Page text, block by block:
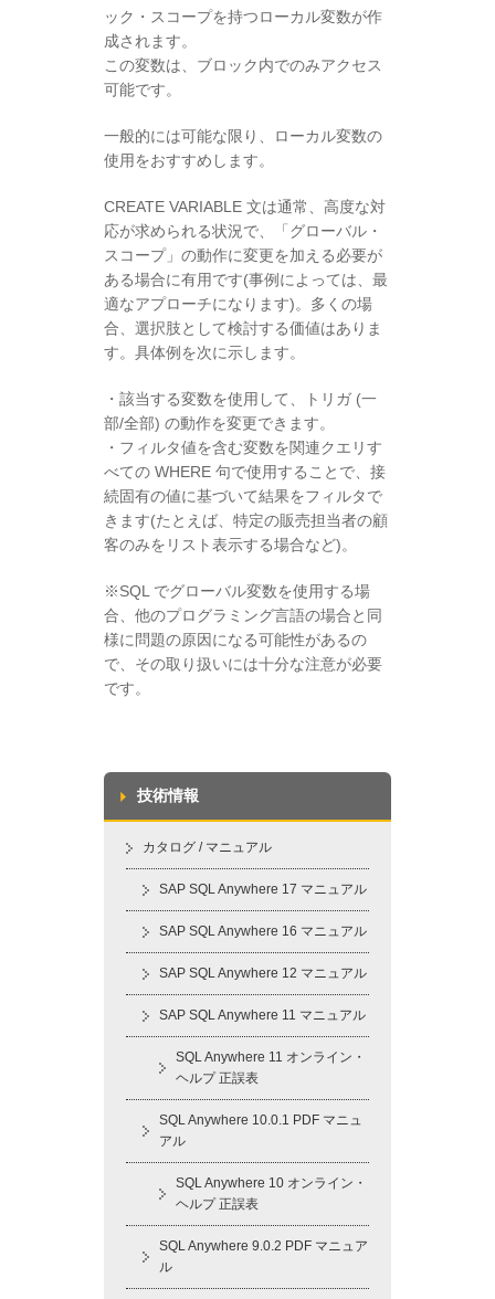
ック・スコープを持つローカル変数が作
成されます。
この変数は、ブロック内でのみアクセス
可能です。
一般的には可能な限り、ローカル変数の
使用をおすすめします。
CREATE VARIABLE 文は通常、高度な対
応が求められる状況で、「グローバル・
スコープ」の動作に変更を加える必要が
ある場合に有用です(事例によっては、最
適なアプローチになります)。多くの場
合、選択肢として検討する価値はありま
す。具体例を次に示します。
・該当する変数を使用して、トリガ (一
部/全部) の動作を変更できます。
・フィルタ値を含む変数を関連クエリす
べての WHERE 句で使用することで、接
続固有の値に基づいて結果をフィルタで
きます(たとえば、特定の販売担当者の顧
客のみをリスト表示する場合など)。
※SQL でグローバル変数を使用する場
合、他のプログラミング言語の場合と同
様に問題の原因になる可能性があるの
で、その取り扱いには十分な注意が必要
です。
技術情報
カタログ / マニュアル
SAP SQL Anywhere 17 マニュアル
SAP SQL Anywhere 16 マニュアル
SAP SQL Anywhere 12 マニュアル
SAP SQL Anywhere 11 マニュアル
SQL Anywhere 11 オンライン・
ヘルプ 正誤表
SQL Anywhere 10.0.1 PDF マニュ
アル
SQL Anywhere 10 オンライン・
ヘルプ 正誤表
SQL Anywhere 9.0.2 PDF マニュア
ル